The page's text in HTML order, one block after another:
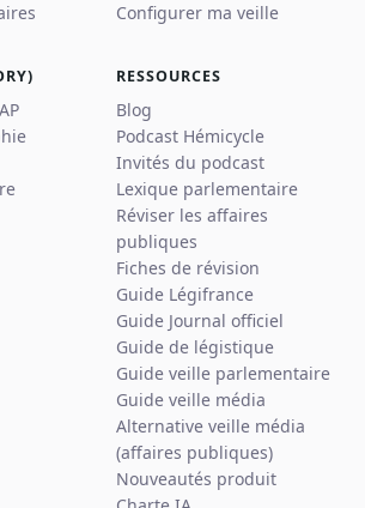
Configurer ma veille
RESSOURCES
Blog
Podcast Hémicycle
Invités du podcast
Lexique parlementaire
Réviser les affaires
publiques
Fiches de révision
Guide Légifrance
Guide Journal officiel
Guide de légistique
Guide veille parlementaire
Guide veille média
Alternative veille média
(affaires publiques)
Nouveautés produit